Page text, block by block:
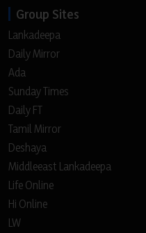
Group Sites
Lankadeepa
Daily Mirror
Ada
Sunday Times
Daily FT
Tamil Mirror
Deshaya
Middleeast Lankadeepa
Life Online
Hi Online
LW